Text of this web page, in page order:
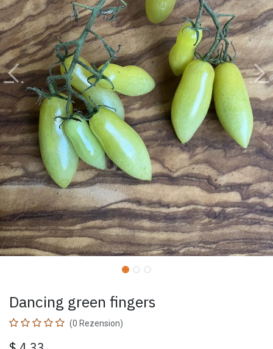
Dancing green fingers
(0 Rezension)